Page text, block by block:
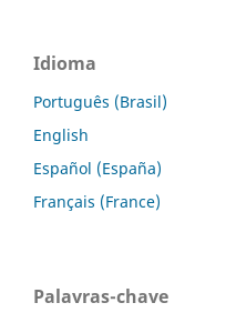
Idioma
Português (Brasil)
English
Español (España)
Français (France)
Palavras-chave